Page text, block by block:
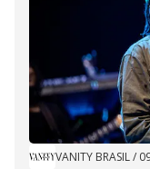
VANITY BRASIL/